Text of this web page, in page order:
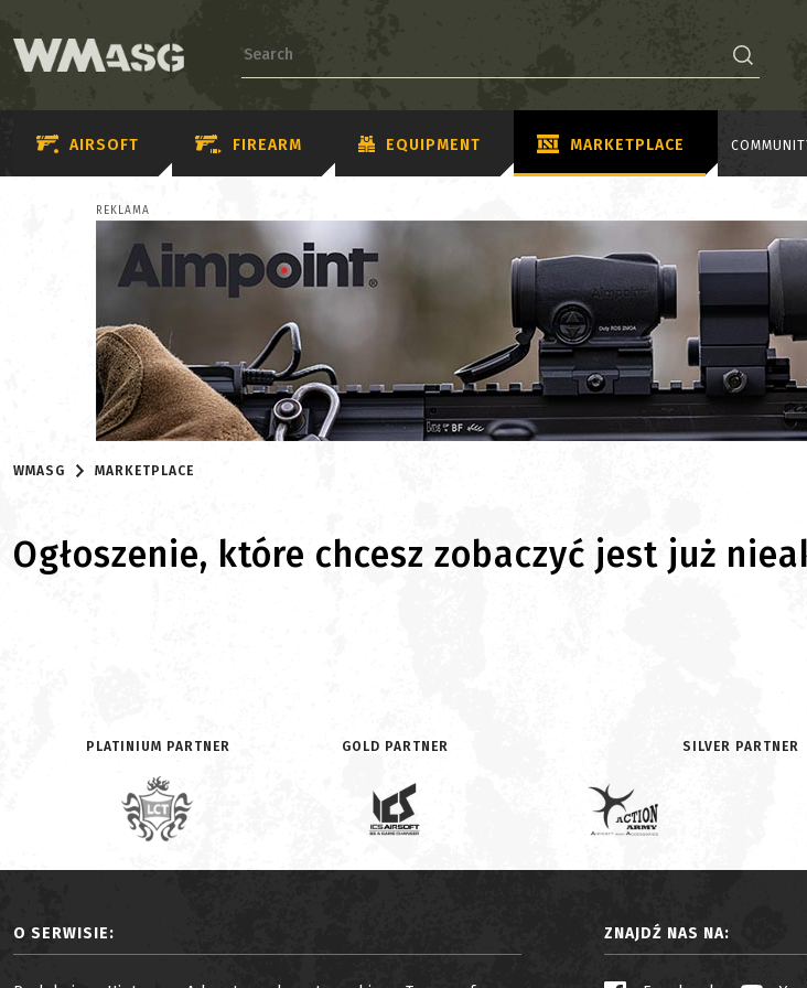
AIRSOFT FIREARM EQUIPMENT MARKETPLACE
REKLAMA
WMASG MARKETPLACE
Ogłoszenie, które chcesz zobaczyć jest już
PLATINIUM PARTNER GOLD PARTNER SILVER PARTNER
O SERWISIE: ZNAJDŹ NAS NA: